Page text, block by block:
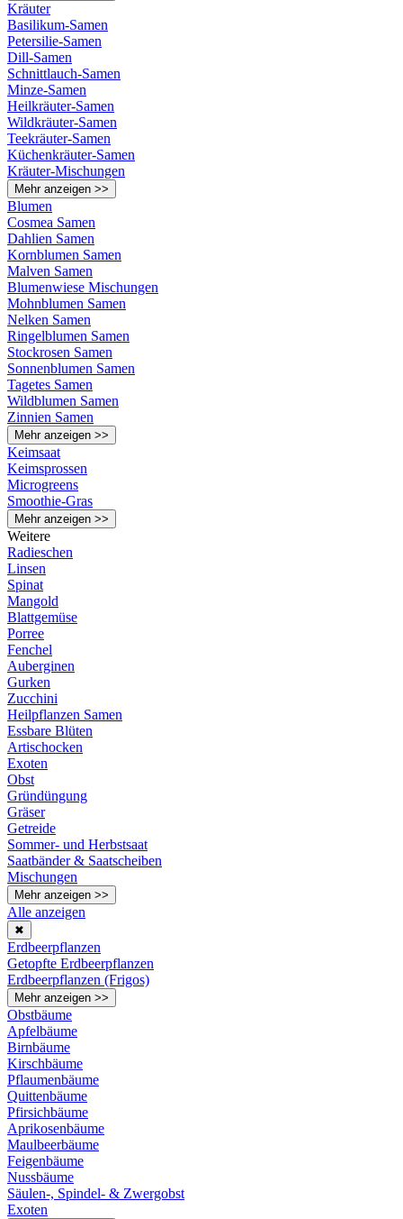
Kräuter
Basilikum-Samen
Petersilie-Samen
Dill-Samen
Schnittlauch-Samen
Minze-Samen
Heilkräuter-Samen
Wildkräuter-Samen
Teekräuter-Samen
Küchenkräuter-Samen
Kräuter-Mischungen
Mehr anzeigen >>
Blumen
Cosmea Samen
Dahlien Samen
Kornblumen Samen
Malven Samen
Blumenwiese Mischungen
Mohnblumen Samen
Nelken Samen
Ringelblumen Samen
Stockrosen Samen
Sonnenblumen Samen
Tagetes Samen
Wildblumen Samen
Zinnien Samen
Mehr anzeigen >>
Keimsaat
Keimsprossen
Microgreens
Smoothie-Gras
Mehr anzeigen >>
Weitere
Radieschen
Linsen
Spinat
Mangold
Blattgemüse
Porree
Fenchel
Auberginen
Gurken
Zucchini
Heilpflanzen Samen
Essbare Blüten
Artischocken
Exoten
Obst
Gründüngung
Gräser
Getreide
Sommer- und Herbstsaat
Saatbänder & Saatscheiben
Mischungen
Mehr anzeigen >>
Alle anzeigen
✖
Erdbeerpflanzen
Getopfte Erdbeerpflanzen
Erdbeerpflanzen (Frigos)
Mehr anzeigen >>
Obstbäume
Apfelbäume
Birnbäume
Kirschbäume
Pflaumenbäume
Quittenbäume
Pfirsichbäume
Aprikosenbäume
Maulbeerbäume
Feigenbäume
Nussbäume
Säulen-, Spindel- & Zwergobst
Exoten